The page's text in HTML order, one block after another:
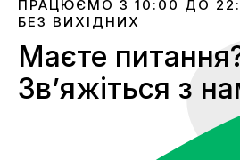
ПРАЦЮЄМО З 10:00 ДО
БЕЗ ВИХІДНИХ
Маєте
Звʼяжіться з